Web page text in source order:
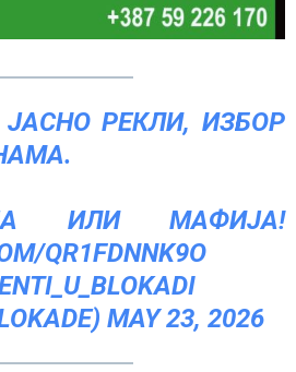
РЕКЛИ, ИЗБОР
ИЛИ МАФИЈА!
QR1FDNNK9O
MAY 23, 2026